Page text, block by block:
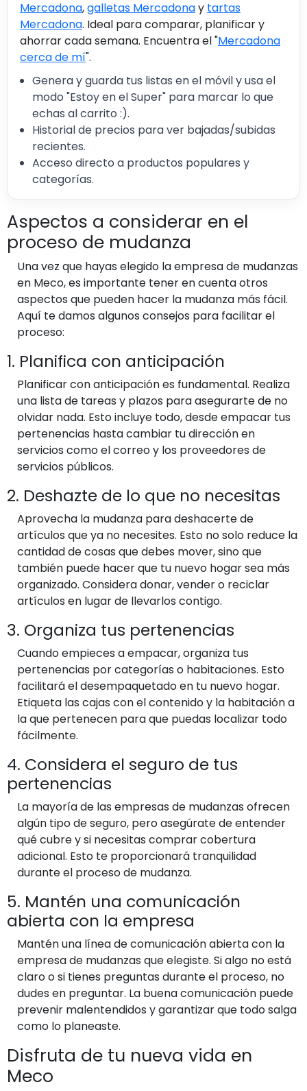
Mercadona,galletas Mercadonay tartas
Mercadona. Ideal para comparar, planificar y
ahorrar cada semana. Encuentra el "Mercadona
cerca de mí".
Genera y guarda tus listas en el móvil y usa el
modo "Estoy en el Super" para marcar lo que
echas al carrito :).
Historial de precios para ver bajadas/subidas
recientes.
Acceso directo a productos populares y
categorías.
Aspectos a considerar en el
proceso de mudanza
Una vez que hayas elegido la empresa de mudanzas
en Meco, es importante tener en cuenta otros
aspectos que pueden hacer la mudanza más fácil.
Aquí te damos algunos consejos para facilitar el
proceso:
1. Planifica con anticipación
Planificar con anticipación es fundamental. Realiza
una lista de tareas y plazos para asegurarte de no
olvidar nada. Esto incluye todo, desde empacar tus
pertenencias hasta cambiar tu dirección en
servicios como el correo y los proveedores de
servicios públicos.
2. Deshazte de lo que no necesitas
Aprovecha la mudanza para deshacerte de
artículos que ya no necesites. Esto no solo reduce la
cantidad de cosas que debes mover, sino que
también puede hacer que tu nuevo hogar sea más
organizado. Considera donar, vender o reciclar
artículos en lugar de llevarlos contigo.
3. Organiza tus pertenencias
Cuando empieces a empacar, organiza tus
pertenencias por categorías o habitaciones. Esto
facilitará el desempaquetado en tu nuevo hogar.
Etiqueta las cajas con el contenido y la habitación a
la que pertenecen para que puedas localizar todo
fácilmente.
4. Considera el seguro de tus
pertenencias
La mayoría de las empresas de mudanzas ofrecen
algún tipo de seguro, pero asegúrate de entender
qué cubre y si necesitas comprar cobertura
adicional. Esto te proporcionará tranquilidad
durante el proceso de mudanza.
5. Mantén una comunicación
abierta con la empresa
Mantén una línea de comunicación abierta con la
empresa de mudanzas que elegiste. Si algo no está
claro o si tienes preguntas durante el proceso, no
dudes en preguntar. La buena comunicación puede
prevenir malentendidos y garantizar que todo salga
como lo planeaste.
Disfruta de tu nueva vida en
Meco